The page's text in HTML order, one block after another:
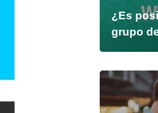
¿Es
grupo